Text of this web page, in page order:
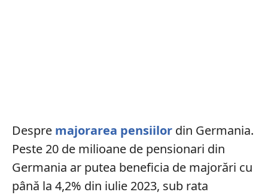
Despre majorarea pensiilordin Germania.
Peste 20 de milioane de pensionari din
Germania ar putea beneficia de majorări cu
până la 4,2% din iulie 2023, sub rata